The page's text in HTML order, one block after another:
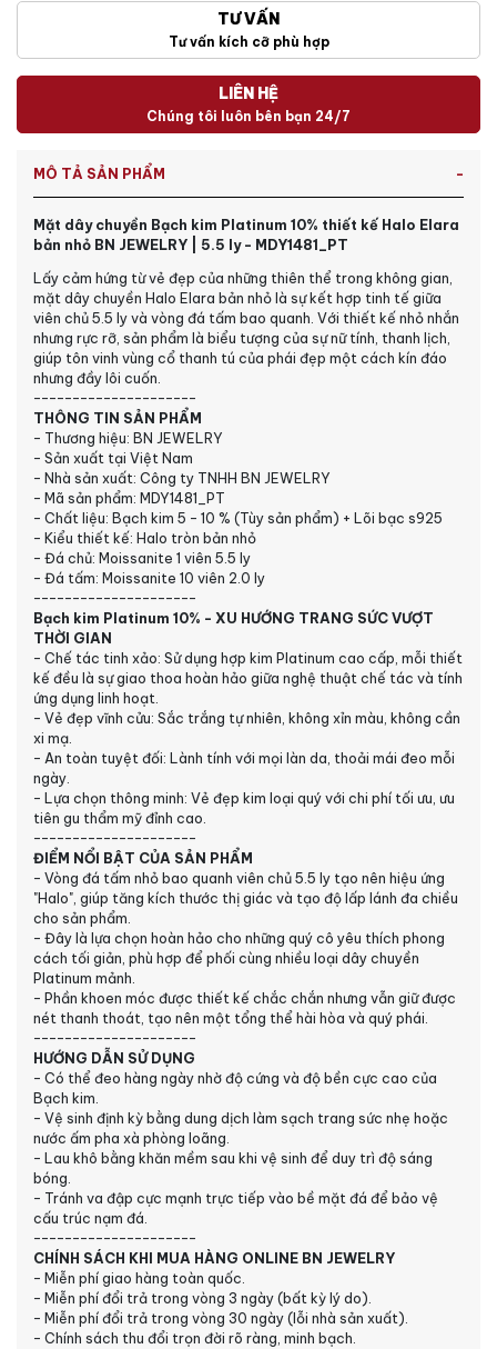
TƯ VẤN
Tư vấn kích cỡ phù hợp
LIÊN HỆ
Chúng tôi luôn bên bạn 24/7
MÔ TẢ SẢN PHẨM
Mặt dây chuyền Bạch kim Platinum 10% thiết kế Halo Elara
bản nhỏ BN JEWELRY | 5.5 ly - MDY1481_PT
Lấy cảm hứng từ vẻ đẹp của những thiên thể trong không gian,
mặt dây chuyền Halo Elara bản nhỏ là sự kết hợp tinh tế giữa
viên chủ 5.5 ly và vòng đá tấm bao quanh. Với thiết kế nhỏ nhắn
nhưng rực rỡ, sản phẩm là biểu tượng của sự nữ tính, thanh lịch,
giúp tôn vinh vùng cổ thanh tú của phái đẹp một cách kín đáo
nhưng đầy lôi cuốn.
---------------------
THÔNG TIN SẢN PHẨM
- Thương hiệu: BN JEWELRY
- Sản xuất tại Việt Nam
- Nhà sản xuất: Công ty TNHH BN JEWELRY
- Mã sản phẩm: MDY1481_PT
- Chất liệu: Bạch kim 5 - 10 % (Tùy sản phẩm) + Lõi bạc s925
- Kiểu thiết kế: Halo tròn bản nhỏ
- Đá chủ: Moissanite 1 viên 5.5 ly
- Đá tấm: Moissanite 10 viên 2.0 ly
---------------------
Bạch kim Platinum 10% - XU HƯỚNG TRANG SỨC VƯỢT
THỜI GIAN
- Chế tác tinh xảo: Sử dụng hợp kim Platinum cao cấp, mỗi thiết
kế đều là sự giao thoa hoàn hảo giữa nghệ thuật chế tác và tính
ứng dụng linh hoạt.
- Vẻ đẹp vĩnh cửu: Sắc trắng tự nhiên, không xỉn màu, không cần
xi mạ.
- An toàn tuyệt đối: Lành tính với mọi làn da, thoải mái đeo mỗi
ngày.
- Lựa chọn thông minh: Vẻ đẹp kim loại quý với chi phí tối ưu, ưu
tiên gu thẩm mỹ đỉnh cao.
---------------------
ĐIỂM NỔI BẬT CỦA SẢN PHẨM
- Vòng đá tấm nhỏ bao quanh viên chủ 5.5 ly tạo nên hiệu ứng
"Halo", giúp tăng kích thước thị giác và tạo độ lấp lánh đa chiều
cho sản phẩm.
- Đây là lựa chọn hoàn hảo cho những quý cô yêu thích phong
cách tối giản, phù hợp để phối cùng nhiều loại dây chuyền
Platinum mảnh.
- Phần khoen móc được thiết kế chắc chắn nhưng vẫn giữ được
nét thanh thoát, tạo nên một tổng thể hài hòa và quý phái.
---------------------
HƯỚNG DẪN SỬ DỤNG
- Có thể đeo hàng ngày nhờ độ cứng và độ bền cực cao của
Bạch kim.
- Vệ sinh định kỳ bằng dung dịch làm sạch trang sức nhẹ hoặc
nước ấm pha xà phòng loãng.
- Lau khô bằng khăn mềm sau khi vệ sinh để duy trì độ sáng
bóng.
- Tránh va đập cực mạnh trực tiếp vào bề mặt đá để bảo vệ
cấu trúc nạm đá.
---------------------
CHÍNH SÁCH KHI MUA HÀNG ONLINE BN JEWELRY
- Miễn phí giao hàng toàn quốc.
- Miễn phí đổi trả trong vòng 3 ngày (bất kỳ lý do).
- Miễn phí đổi trả trong vòng 30 ngày (lỗi nhà sản xuất).
- Chính sách thu đổi trọn đời rõ ràng, minh bạch.